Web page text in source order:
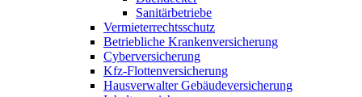
Sanitärbetriebe
Vermieterrechtsschutz
Betriebliche Krankenversicherung
Cyberversicherung
Kfz-Flottenversicherung
Hausverwalter Gebäudeversicherung